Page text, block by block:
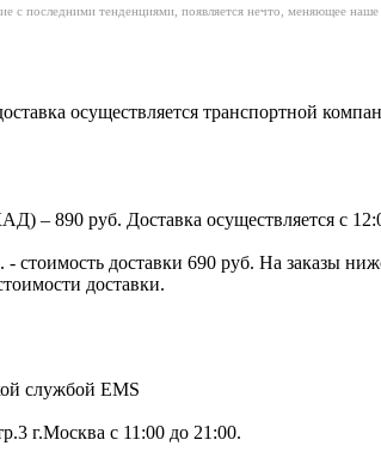
с последними тенденциями, появляется нечто, меняющее
осуществляется транспортной
– 890 руб. Доставка осуществляется с
стоимость доставки 690 руб. На заказы
доставки.
службой EMS
г.Москва с 11:00 до 21:00.